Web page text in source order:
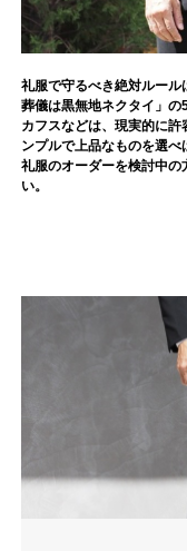
礼服で守るべき絶対ルール
葬儀は黒無地ネクタイ 」
カフスなどは、現実的に
ンプルで上品なものを選べ
礼服のオーダーを検討中の
い。